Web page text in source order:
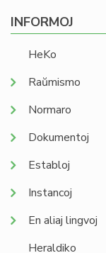
INFORMOJ
HeKo
Raŭmismo
Normaro
Dokumentoj
Establoj
Instancoj
En aliaj lingvoj
Heraldiko